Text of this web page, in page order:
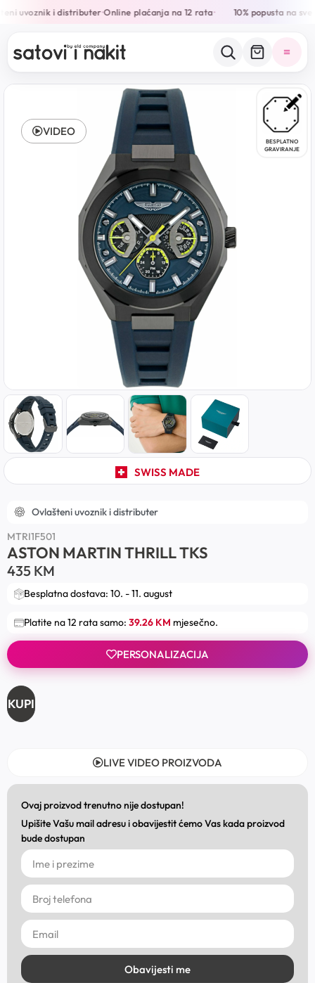
uvoznik i distributer•Online plaćanja na 12 rata• 10% popusta na
BESPLATNO
GRAVIRANJE
SWISS MADE
VIDEO
Ovlašteni uvoznik i distributer
MTRI1F501
ASTON MARTIN THRILL TKS
435 KM
Besplatna dostava: 10. - 11. august
Platite na 12 rata samo: 39.26 KM mjesečno.
PERSONALIZACIJA
KUPI
LIVE VIDEO PROIZVODA
Ovaj proizvod trenutno nije dostupan!
Upišite Vašu mail adresu i obavijestit ćemo Vas kada proizvod
bude dostupan
Obavijesti me